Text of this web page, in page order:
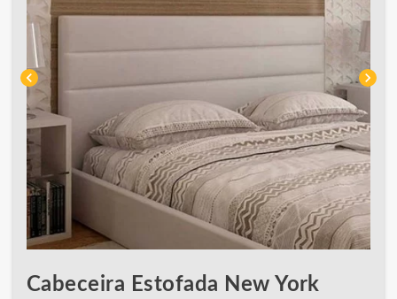
chevron_left chevron_right
Cabeceira Estofada New York